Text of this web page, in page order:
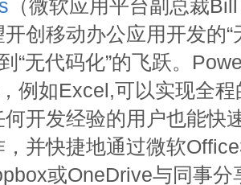
（微软应用平台副总裁
开创移动办公应用开发的“
到“无代码化”的飞跃。
例如Excel,可以实现全
何开发经验的用户也能快
，并快捷地通过微软
或OneDrive与同事分